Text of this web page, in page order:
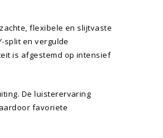
flexibele en slijtvaste
split en vergulde
is afgestemd op intensief
De luisterervaring
favoriete